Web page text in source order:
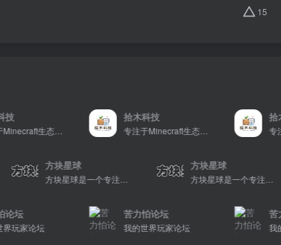
15
专注于Minecraft生态建设
拾木科技
专注于Minecraft生态建设
拾木
方块星球 方块星球
家论坛
苦力怕论坛
我的世界玩家论坛
苦力
我的世